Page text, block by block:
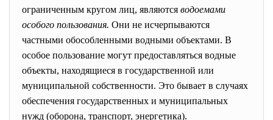
ограниченным кругом лиц, являются водоемами
особого пользования. Они не исчерпываются
частными обособленными водными объектами. В
особое пользование могут предоставляться водные
объекты, находящиеся в государственной или
муниципальной собственности. Это бывает в случаях
обеспечения государственных и муниципальных
нужд (оборона, транспорт, энергетика).